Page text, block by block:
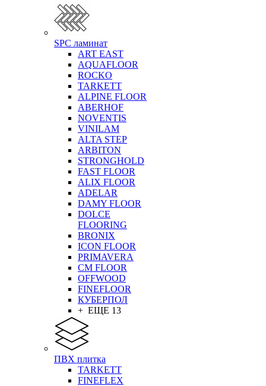
SPC ламинат
ART EAST
AQUAFLOOR
ROCKO
TARKETT
ALPINE FLOOR
ABERHOF
NOVENTIS
VINILAM
ALTA STEP
ARBITON
STRONGHOLD
FAST FLOOR
ALIX FLOOR
ADELAR
DAMY FLOOR
DOLCE
FLOORING
BRONIX
ICON FLOOR
PRIMAVERA
CM FLOOR
OFFWOOD
FINEFLOOR
КУБЕРПОЛ
+ ЕЩЕ 13
ПВХ плитка
TARKETT
FINEFLEX